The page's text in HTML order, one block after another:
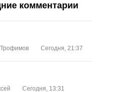
комментарии
Сегодня, 21:37
Сегодня, 13:31